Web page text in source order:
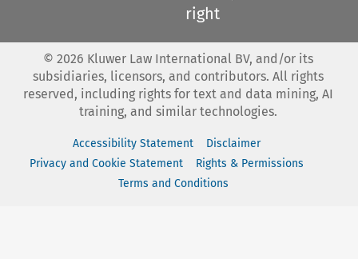
right
© 2026 Kluwer Law International BV, and/or its
subsidiaries, licensors, and contributors. All rights
reserved, including rights for text and data mining, AI
training, and similar technologies.
Accessibility Statement
Disclaimer
Privacy and Cookie Statement
Rights & Permissions
Terms and Conditions